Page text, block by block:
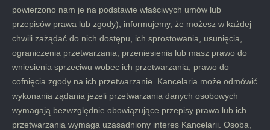
powierzono nam je na podstawie właściwych umów lub
przepisów prawa lub zgody), informujemy, że możesz w każdej
chwili zażądać do nich dostępu, ich sprostowania, usunięcia,
ograniczenia przetwarzania, przeniesienia lub masz prawo do
wniesienia sprzeciwu wobec ich przetwarzania, prawo do
cofnięcia zgody na ich przetwarzanie. Kancelaria może odmówić
wykonania żądania jeżeli przetwarzania danych osobowych
wymagają bezwzględnie obowiązujące przepisy prawa lub ich
przetwarzania wymaga uzasadniony interes Kancelarii. Osoba,